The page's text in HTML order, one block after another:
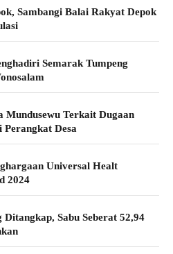
Sambangi Balai Rakyat Depok
Semarak Tumpeng
Mundusewu Terkait Dugaan
Perangkat Desa
Universal Healt
2024
Ditangkap, Sabu Seberat 52,94